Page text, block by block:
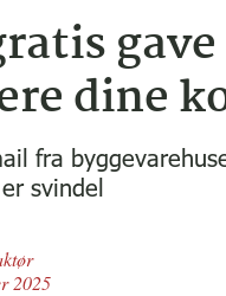
dine
fra
svindel
2025